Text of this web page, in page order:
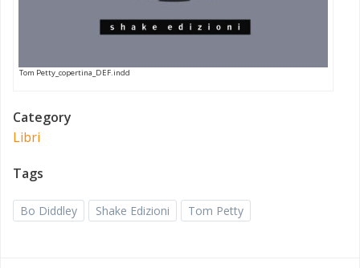
Tom Petty_copertina_DEF.indd
Category
Libri
Tags
Bo Diddley Shake Edizioni Tom Petty